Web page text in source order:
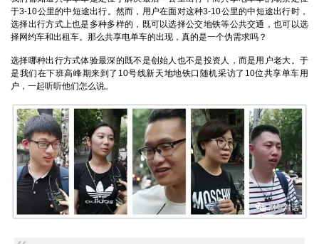
于3-10公里的中短途出行。然而，用户在面对这种3-10公里的中短途出行时，
选择出行方式上也是多种多样的，既可以选择公交地铁等公共交通，也可以选
择网约车和出租车。那么共享电单车的出现，真的是一个伪需求吗？
选择哪种出行方式体验最深的既不是创始人也不是投资人，而是用户老大。于
是我们在下班高峰期来到了10号线新天地地铁口随机采访了10位共享单车用
户，一起听听他们怎么说。